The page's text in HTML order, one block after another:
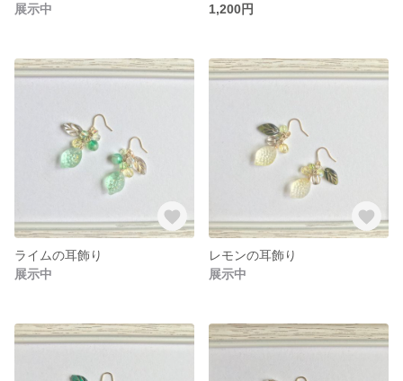
展示中
1,200円
ライムの耳飾り
展示中
レモンの耳飾り
展示中